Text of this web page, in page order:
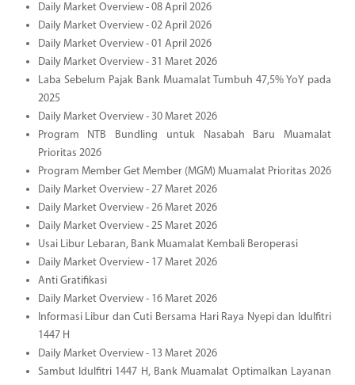
Daily Market Overview - 08 April 2026
Daily Market Overview - 02 April 2026
Daily Market Overview - 01 April 2026
Daily Market Overview - 31 Maret 2026
Laba Sebelum Pajak Bank Muamalat Tumbuh 47,5% YoY pada
2025
Daily Market Overview - 30 Maret 2026
Program NTB Bundling untuk Nasabah Baru Muamalat
Prioritas 2026
Program Member Get Member (MGM) Muamalat Prioritas 2026
Daily Market Overview - 27 Maret 2026
Daily Market Overview - 26 Maret 2026
Daily Market Overview - 25 Maret 2026
Usai Libur Lebaran, Bank Muamalat Kembali Beroperasi
Daily Market Overview - 17 Maret 2026
Anti Gratifikasi
Daily Market Overview - 16 Maret 2026
Informasi Libur dan Cuti Bersama Hari Raya Nyepi dan Idulfitri
1447 H
Daily Market Overview - 13 Maret 2026
Sambut Idulfitri 1447 H, Bank Muamalat Optimalkan Layanan